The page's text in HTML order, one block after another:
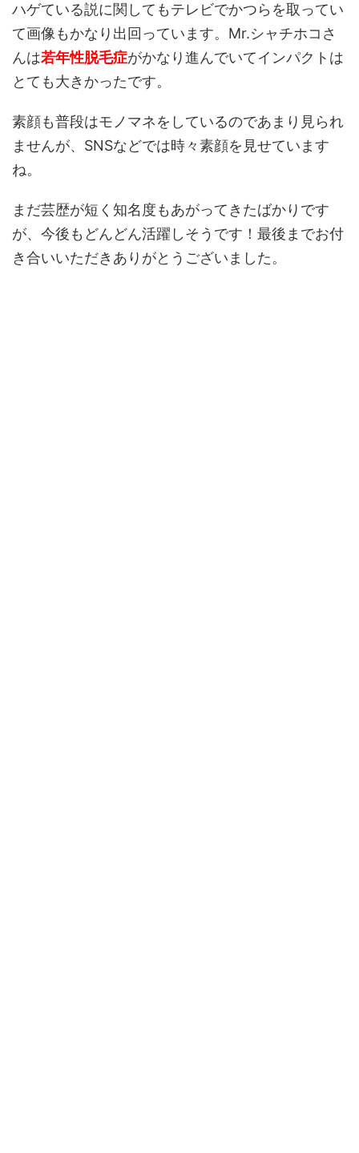
ハゲている説に関してもテレビでかつらを取ってい
て画像もかなり出回っています。Mr.シャチホコさ
んは若年性脱毛症がかなり進んでいてインパクトは
とても大きかったです。
素顔も普段はモノマネをしているのであまり見られ
ませんが、SNSなどでは時々素顔を見せています
ね。
まだ芸歴が短く知名度もあがってきたばかりです
が、今後もどんどん活躍しそうです！最後までお付
き合いいただきありがとうございました。